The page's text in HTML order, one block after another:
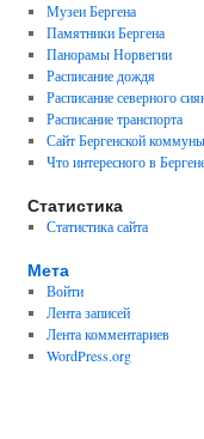
Музеи Бергена
Памятники Бергена
Панорамы Норвегии
Расписание дождя
Расписание северного
Расписание транспорта
Сайт Бергенской коммуны
Что интересного в
Статистика
Статистика сайта
Мета
Войти
Лента записей
Лента комментариев
WordPress.org